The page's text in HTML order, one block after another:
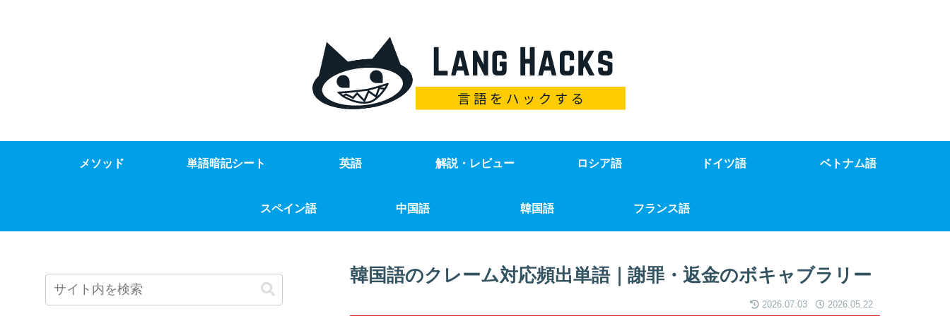
メソッド 単語暗記シート 英語 解説・レビュー ロシア語 ドイツ語 ベトナム語
スペイン語 中国語 韓国語 フランス語
韓国語のクレーム対応頻出単語｜謝罪・返金のボキャブラリー
2026.07.03 2026.05.22